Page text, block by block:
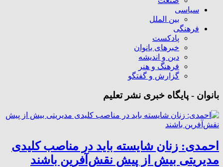
سیاسی
بین الملل
فرهنگی
پادکست
خبرهای بانوان
دین و اندیشه
فرهنگ و هنر
گزارش و گفتگو
بانوان - پایگاه خبری نشر تعلیم
احمدی: زنان شایسته باید در مناصب کلیدی
مدیریتی بیش از پیش نقش‌آفرین باشند